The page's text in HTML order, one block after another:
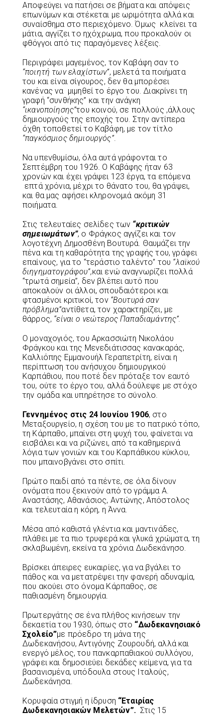
Αποφεύγει να πατήσει σε βήματα και απόψεις
επωνύμων και στέκεται με ωριμότητα αλλά και
συναίσθημα στο περιεχόμενο. Όμως κλείνει τα
μάτια, αγγίζει το ηχόχρωμα, που προκαλούν οι
φθόγγοι από τις παραγόμενες λέξεις.
Περιγράφει μαγεμένος, τον Καβάφη σαν το
“ποιητή των ελαχίστων”, μελετά τα ποιήματα
του και είναι σίγουρος, δεν θα μπορέσει
κανένας να μιμηθεί το έργο του. Διακρίνει τη
γραφή “συνθήκης” και την ανάγκη
“ικανοποίησης”του κοινού, σε πολλούς ,άλλους
δημιουργούς της εποχής του. Στην αντίπερα
όχθη τοποθετεί το Καβάφη, με τον τίτλο
“παγκόσμιος δημιουργός”.
Να υπενθυμίσω, όλα αυτά γράφονται το
Σεπτέμβρη του 1926. Ο Καβάφης ήταν 63
χρονών και έχει γράψει 123 έργα, τα επόμενα
επτά χρόνια, μέχρι το θάνατο του, θα γράψει,
και θα μας αφήσει κληρονομιά ακόμη 31
ποιήματα.
Στις τελευταίες σελίδες των “κριτικών
σημειωμάτων”, ο Φράγκος αγγίζει και τον
λογοτέχνη Δημοσθένη Βουτυρά. Θαυμάζει την
πένα και τη καθαρότητα της γραφής του, γράφει
επαίνους, για το “τεράστιο ταλέντο” του “λαϊκού
διηγηματογράφου”,και ενώ αναγνωρίζει πολλά
“τρωτά σημεία”, δεν βλέπει αυτό που
αποκαλούν οι άλλοι, σπουδαιότεροι και
φτασμένοι κριτικοί, τον “Βουτυρά σαν
πρόβλημα”αντίθετα, τον χαρακτηρίζει, με
θάρρος, “είναι ο νεώτερος Παπαδιαμάντης”.
Ο μοναχογιός, του Αρκασσιώτη Νικολάου
Φράγκου και της Μενεδιάτισσας κανακαράς,
Καλλιόπης Εμμανουήλ Γεραπετρίτη, είναι η
περίπτωση του ανήσυχου δημιουργικού
Καρπάθιου, που ποτέ δεν πρόταξε τον εαυτό
του, ούτε το έργο του, αλλά δούλεψε με στόχο
την ομάδα και υπηρέτησε το σύνολο.
Γεννημένος στις 24 Ιουνίου 1906, στο
Μεταξουργείο, η σχέση του με το πατρικό τόπο,
τη Κάρπαθο, μπαίνει στη ψυχή του, φαίνεται να
εισβάλει και να ριζώνει, από τα καθημερινά
λόγια των γονιών και του Καρπάθικου κύκλου,
που μπαινοβγάνει στο σπίτι.
Πρώτο παιδί από τα πέντε, σε όλα δίνουν
ονόματα που ξεκινούν από το γράμμα Α.
Αναστάσης, Αθανάσιος, Αντώνης, Απόστολος
και τελευταία η κόρη, η Άννα.
Μέσα από καθιστά γλέντια και μαντινάδες,
πλάθει με τα πιο τρυφερά και γλυκά χρώματα, τη
σκλαβωμένη, εκείνα τα χρόνια Δωδεκάνησο.
Βρίσκει άπειρες ευκαιρίες, για να βγάλει το
πάθος και να μετατρέψει την φανερή αδυναμία,
που ακούει στο όνομα Κάρπαθος, σε
παθιασμένη δημιουργία.
Πρωτεργάτης σε ένα πλήθος κινήσεων την
δεκαετία του 1930, όπως στο “Δωδεκανησιακό
Σχολείο”με πρόεδρο τη μάνα της
Δωδεκανήσου, Αντιγόνης Ζουρουδή, αλλά και
ενεργό μέλος, του πανκαρπαθιακού συλλόγου,
γράφει και δημοσιεύει δεκάδες κείμενα, για τα
βασανισμένα, υπόδουλα στους Ιταλούς,
Δωδεκάνησα.
Κορυφαία στιγμή η ίδρυση “Εταιρίας
Δωδεκανησιακών Μελετών”. Στις 15